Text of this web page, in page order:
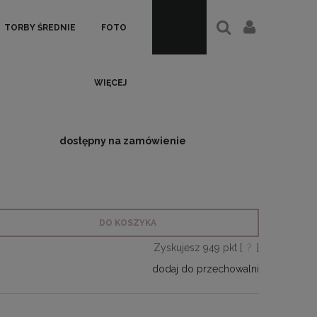
TORBY ŚREDNIE FOTO
WIĘCEJ
dostępny na zamówienie
DO KOSZYKA
Zyskujesz 949 pkt [ ? ]
dodaj do przechowalni